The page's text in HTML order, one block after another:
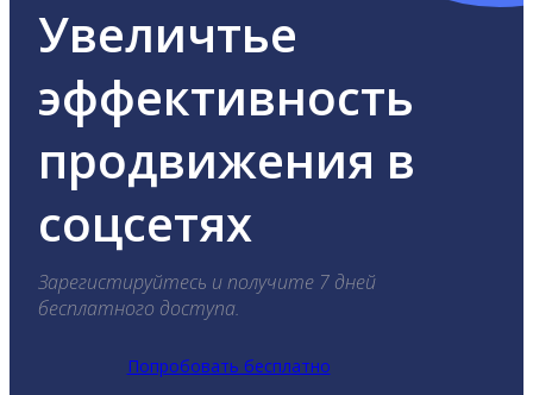
Увеличтье
эффективность
продвижения в
соцсетях
Зарегистируйтесь и получите 7 дней
бесплатного доступа.
Попробовать бесплатно